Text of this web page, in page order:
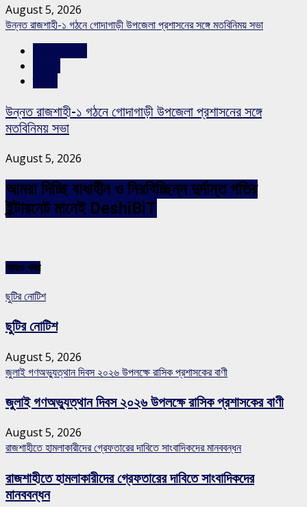
August 5, 2026
উন্নত রাজশাহী-১ গঠনে গোদাগাড়ী উপজেলা প্রশাসনের সঙ্গে মতবিনিময় সভা
উন্নত রাজশাহী-১ গঠনে গোদাগাড়ী উপজেলা প্রশাসনের সঙ্গে
মতবিনিময় সভা
August 5, 2026
আমরা দিচ্ছি বাধাহীন ও নিরবিচ্ছিন্ন দুর্দান্ত গতির
ইন্টারনেট মানেই DeshiBiT
আরও খবর
ছুটির নোটিশ
ছুটির নোটিশ
August 5, 2026
জুলাই গণঅভ্যুত্থান দিবস ২০২৬ উপলক্ষে রাসিক প্রশাসকের বাণী
জুলাই গণঅভ্যুত্থান দিবস ২০২৬ উপলক্ষে রাসিক প্রশাসকের বাণী
August 5, 2026
রাজশাহীতে হামলাকারীদের গ্রেফতারের দাবিতে সাংবাদিকদের মানববন্ধন
রাজশাহীতে হামলাকারীদের গ্রেফতারের দাবিতে সাংবাদিকদের
মানববন্ধন